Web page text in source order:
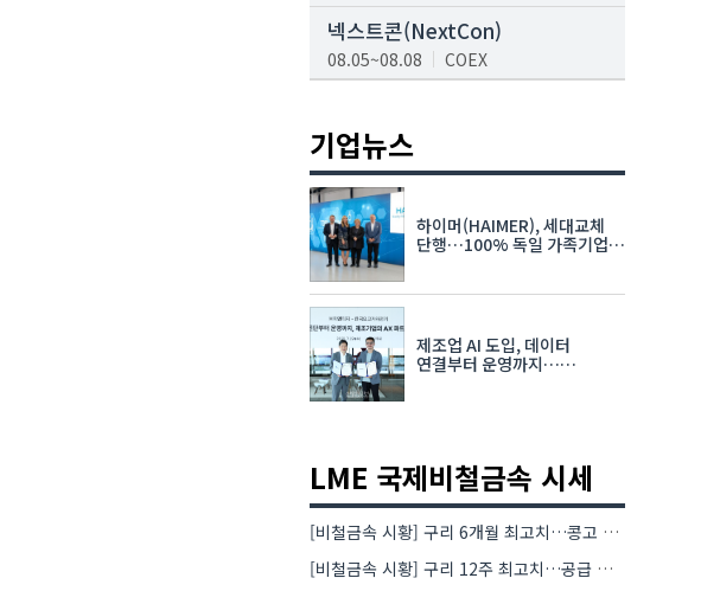
넥스트콘(NextCon)
08.05~08.08 COEX
08.19~08.21
K-PRINT
08.19~08.22
자율주행모빌리티산업전
08.25~08.27
차세대 반도체 패키징 산업전
08.26~08.28 수원컨벤션센터
기업뉴스
하이머(HAIMER), 세대교체
단행…100% 독일 가족기업
제조업 AI 도입, 데이터
연결부터 운영까지…
LME 국제비철금속 시세
[비철금속 시황] 구리 6개월 최고치…콩고 수출 규제에 공급 우려 확대
[비철금속 시황] 구리 12주 최고치…공급 부족 우려에 강세